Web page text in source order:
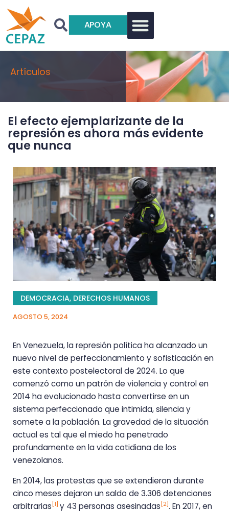
APOYA
Artículos
El efecto ejemplarizante de la
represión es ahora más evidente
que nunca
DEMOCRACIA, DERECHOS HUMANOS
AGOSTO 5, 2024
En Venezuela, la represión política ha alcanzado un
nuevo nivel de perfeccionamiento y sofisticación en
este contexto postelectoral de 2024. Lo que
comenzó como un patrón de violencia y control en
2014 ha evolucionado hasta convertirse en un
sistema perfeccionado que intimida, silencia y
somete a la población. La gravedad de la situación
actual es tal que el miedo ha penetrado
profundamente en la vida cotidiana de los
venezolanos.
En 2014, las protestas que se extendieron durante
cinco meses dejaron un saldo de 3.306 detenciones
arbitrarias [1] y 43 personas asesinadas [2]. En 2017, en